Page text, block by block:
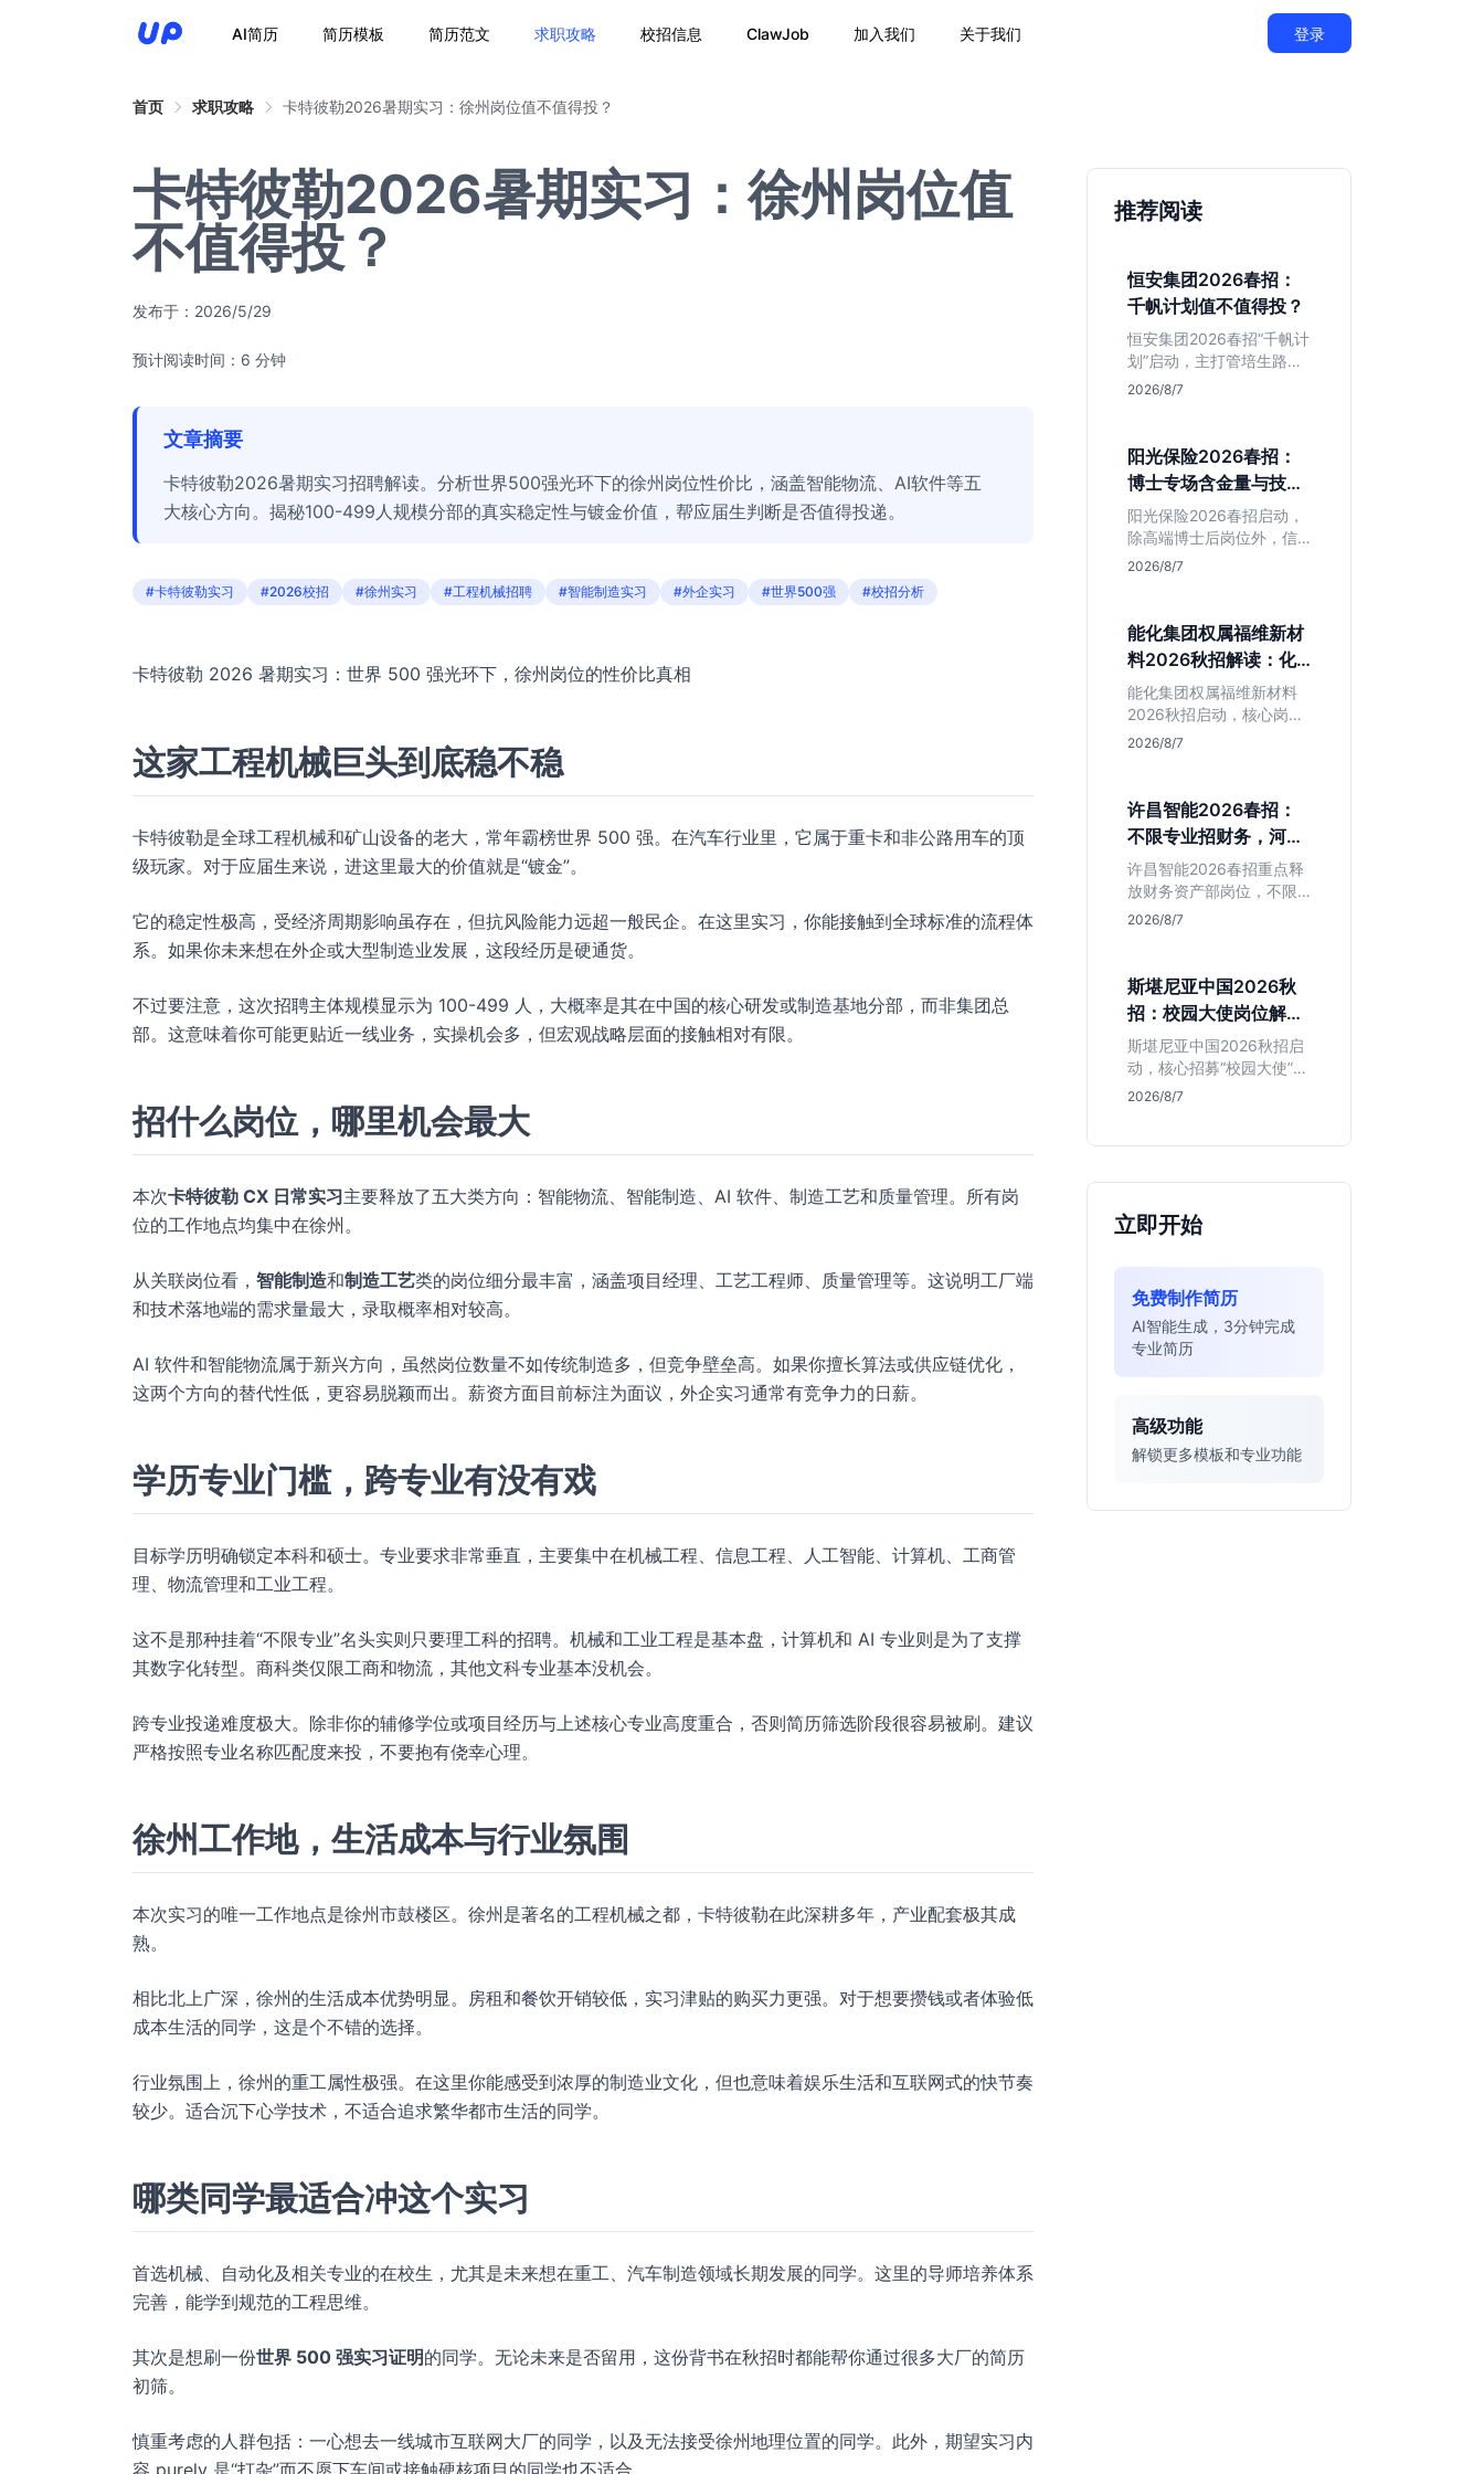
AI简历 简历模板 简历范文 求职攻略 校招信息 ClawJob 加入我们 关于我们 登录
首页 求职攻略 卡特彼勒2026暑期实习：徐州岗位值不值得投？
卡特彼勒2026暑期实习：徐州岗位值
不值得投？
发布于： 2026/5/29
预计阅读时间：6 分钟
文章摘要
卡特彼勒2026暑期实习招聘解读。分析世界500强光环下的徐州岗位性价比，涵盖智能物流、AI软件等五
大核心方向。揭秘100-499人规模分部的真实稳定性与镀金价值，帮应届生判断是否值得投递。
#卡特彼勒实习 #2026校招 #徐州实习 #工程机械招聘 #智能制造实习 #外企实习 #世界500强 #校招分析
卡特彼勒 2026 暑期实习：世界 500 强光环下，徐州岗位的性价比真相
这家工程机械巨头到底稳不稳
卡特彼勒是全球工程机械和矿山设备的老大，常年霸榜世界 500 强。在汽车行业里，它属于重卡和非公路用车的顶
级玩家。对于应届生来说，进这里最大的价值就是“镀金”。
它的稳定性极高，受经济周期影响虽存在，但抗风险能力远超一般民企。在这里实习，你能接触到全球标准的流程体
系。如果你未来想在外企或大型制造业发展，这段经历是硬通货。
不过要注意，这次招聘主体规模显示为 100-499 人，大概率是其在中国的核心研发或制造基地分部，而非集团总
部。这意味着你可能更贴近一线业务，实操机会多，但宏观战略层面的接触相对有限。
招什么岗位，哪里机会最大
本次卡特彼勒 CX 日常实习主要释放了五大类方向：智能物流、智能制造、AI 软件、制造工艺和质量管理。所有岗
位的工作地点均集中在徐州。
从关联岗位看， 智能制造和制造工艺类的岗位细分最丰富，涵盖项目经理、工艺工程师、质量管理等。这说明工厂端
和技术落地端的需求量最大，录取概率相对较高。
AI 软件和智能物流属于新兴方向，虽然岗位数量不如传统制造多，但竞争壁垒高。如果你擅长算法或供应链优化，
这两个方向的替代性低，更容易脱颖而出。薪资方面目前标注为面议，外企实习通常有竞争力的日薪。
学历专业门槛，跨专业有没有戏
目标学历明确锁定本科和硕士。专业要求非常垂直，主要集中在机械工程、信息工程、人工智能、计算机、工商管
理、物流管理和工业工程。
这不是那种挂着“不限专业”名头实则只要理工科的招聘。机械和工业工程是基本盘，计算机和 AI 专业则是为了支撑
其数字化转型。商科类仅限工商和物流，其他文科专业基本没机会。
跨专业投递难度极大。除非你的辅修学位或项目经历与上述核心专业高度重合，否则简历筛选阶段很容易被刷。建议
严格按照专业名称匹配度来投，不要抱有侥幸心理。
徐州工作地，生活成本与行业氛围
本次实习的唯一工作地点是徐州市鼓楼区。徐州是著名的工程机械之都，卡特彼勒在此深耕多年，产业配套极其成
熟。
相比北上广深，徐州的生活成本优势明显。房租和餐饮开销较低，实习津贴的购买力更强。对于想要攒钱或者体验低
成本生活的同学，这是个不错的选择。
行业氛围上，徐州的重工属性极强。在这里你能感受到浓厚的制造业文化，但也意味着娱乐生活和互联网式的快节奏
较少。适合沉下心学技术，不适合追求繁华都市生活的同学。
哪类同学最适合冲这个实习
首选机械、自动化及相关专业的在校生，尤其是未来想在重工、汽车制造领域长期发展的同学。这里的导师培养体系
完善，能学到规范的工程思维。
其次是想刷一份世界 500 强实习证明的同学。无论未来是否留用，这份背书在秋招时都能帮你通过很多大厂的简历
初筛。
慎重考虑的人群包括：一心想去一线城市互联网大厂的同学，以及无法接受徐州地理位置的同学。此外，期望实习内
容 purely 是“打杂”而不愿下车间或接触硬核项目的同学也不适合。
推荐阅读
恒安集团2026春招：
千帆计划值不值得投？
恒安集团2026春招“千帆计
划”启动，主打管培生路
线。本文解析老牌快消巨
限，帮你判断是否值得投
递。
2026/8/7
阳光保险2026春招：
博士专场含金量与技术
岗捡漏指南
阳光保险2026春招启动，
除高端博士后岗位外，信
息技术部释放大量Java、
技术岗需求与投递价值，
助你快速判断是否值得
投。
2026/8/7
能化集团权属福维新材
料2026秋招解读：化
工材料生必看
能化集团权属福维新材料
2026秋招启动，核心岗位
集中在福建永安。本文解
点限制，助理工科生判断
是否值得投递。
2026/8/7
许昌智能2026春招：
不限专业招财务，河南
本地生值得冲吗？
许昌智能2026春招重点释
放财务资产部岗位，不限
专业。作为河南本地老牌
在本地积累工业场景经验
的应届生。
2026/8/7
斯堪尼亚中国2026秋
招：校园大使岗位解读
与投递指南
斯堪尼亚中国2026秋招启
动，核心招募“校园大使”而
非技术管培生。本文解析
你判断是否值得投递。
2026/8/7
立即开始
免费制作简历
AI智能生成，3分钟完成
专业简历
高级功能
解锁更多模板和专业功能